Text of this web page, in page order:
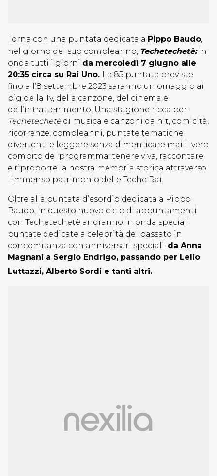
Torna con una puntata dedicata a Pippo Baudo,
nel giorno del suo compleanno, Techetechetè:in
onda tutti i giorni da mercoledì 7 giugno alle
20:35 circa su Rai Uno. Le 85 puntate previste
fino all’8 settembre 2023 saranno un omaggio ai
big della Tv, della canzone, del cinema e
dell’intrattenimento. Una stagione ricca per
Techetechetè di musica e canzoni da hit, comicità,
ricorrenze, compleanni, puntate tematiche
divertenti e leggere senza dimenticare mai il vero
compito del programma: tenere viva, raccontare
e riproporre la nostra memoria storica attraverso
l’immenso patrimonio delle Teche Rai.
Oltre alla puntata d’esordio dedicata a Pippo
Baudo, in questo nuovo ciclo di appuntamenti
con Techetechetè andranno in onda speciali
puntate dedicate a celebrità del passato in
concomitanza con anniversari speciali: da Anna
Magnani a Sergio Endrigo, passando per Lelio
Luttazzi, Alberto Sordi e tanti altri.